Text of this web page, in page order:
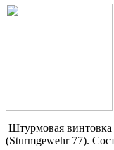
Штурмовая винтовка
(Sturmgewehr 77).